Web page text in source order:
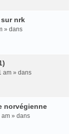
nrk
» dans
am » dans
norvégienne
am » dans